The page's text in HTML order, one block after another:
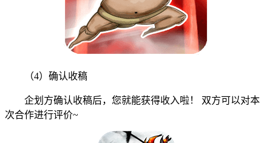
（4）确认收稿
企划方确认收稿后，您就能获得收入啦！ 双方可以对本
次合作进行评价~